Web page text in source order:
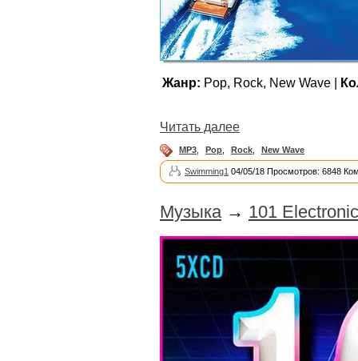
Жанр: Pop, Rock, New Wave |
Читать далее
MP3 Pop Rock New Wave
Swimming1 04/05/18 Просмотров: 6848
Музыка → 101